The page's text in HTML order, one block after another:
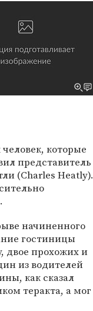
которые
представитель
(Charles Heatly).
начиненного
гостиницы
двое прохожих и
из водителей
как сказал
теракта, а мог